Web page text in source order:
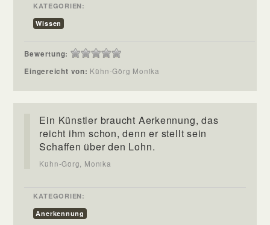
KATEGORIEN:
Wissen
Bewertung:
Eingereicht von: Kühn-Görg Monika
Ein Künstler braucht Aerkennung, das
reicht ihm schon, denn er stellt sein
Schaffen über den Lohn.
Kühn-Görg, Monika
KATEGORIEN:
Anerkennung